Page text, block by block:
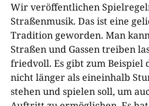
Wir veröffentlichen
Straßenmusik. Das ist eine
Tradition geworden. Man
Straßen und Gassen treiben
friedvoll. Es gibt zum Beispiel
nicht länger als eineinhalb
stehen und spielen soll, um